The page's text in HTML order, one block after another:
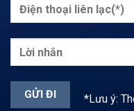
*Lưu ý: